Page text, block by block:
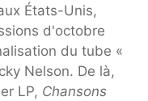
États-Unis,
d'octobre
du tube «
Nelson. De là,
LP, Chansons